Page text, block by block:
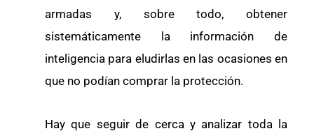
armadas y, sobre todo, obtener
sistemáticamente la información de
inteligencia para eludirlas en las ocasiones en
que no podían comprar la protección.
Hay que seguir de cerca y analizar toda la